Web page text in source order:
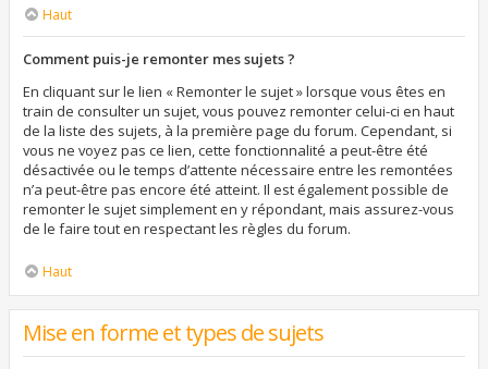
Haut
Comment puis-je remonter mes sujets ?
En cliquant sur le lien « Remonter le sujet » lorsque vous êtes en
train de consulter un sujet, vous pouvez remonter celui-ci en haut
de la liste des sujets, à la première page du forum. Cependant, si
vous ne voyez pas ce lien, cette fonctionnalité a peut-être été
désactivée ou le temps d’attente nécessaire entre les remontées
n’a peut-être pas encore été atteint. Il est également possible de
remonter le sujet simplement en y répondant, mais assurez-vous
de le faire tout en respectant les règles du forum.
Haut
Mise en forme et types de sujets